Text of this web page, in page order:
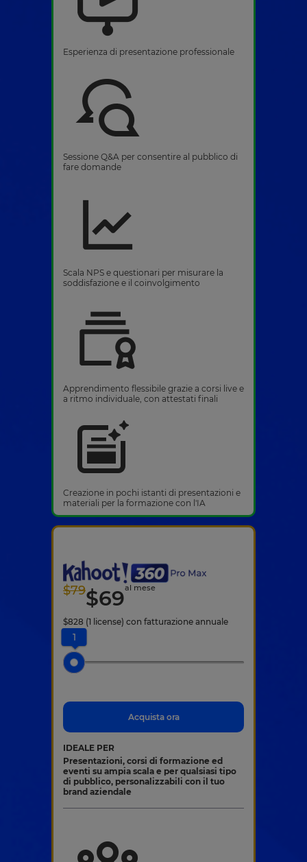
Esperienza di presentazione professionale
Sessione Q&A per consentire al pubblico di
fare domande
Scala NPS e questionari per misurare la
soddisfazione e il coinvolgimento
Apprendimento flessibile grazie a corsi live e
a ritmo individuale, con attestati finali
Creazione in pochi istanti di presentazioni e
materiali per la formazione con l'IA
$79$69al mese
$828 (1 license) con fatturazione annuale
1
Acquista ora
IDEALE PER
Presentazioni, corsi di formazione ed
eventi su ampia scala e per qualsiasi tipo
di pubblico, personalizzabili con il tuo
brand aziendale